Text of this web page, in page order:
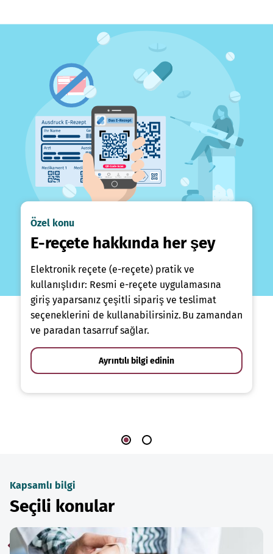
Özel konu
E-reçete hakkında her şey
Elektronik reçete (e-reçete) pratik ve
kullanışlıdır: Resmi e-reçete uygulamasına
giriş yaparsanız çeşitli sipariş ve teslimat
seçeneklerini de kullanabilirsiniz. Bu zamandan
ve paradan tasarruf sağlar.
Ayrıntılı bilgi edinin
Kapsamlı bilgi
Seçili konular